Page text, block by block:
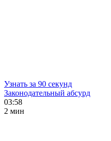
Узнать за 90 секунд
Законодательный абсурд
03:58
2 мин